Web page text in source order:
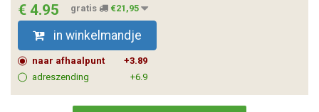
€ 4.95 gratis €21,95
in winkelmandje
naar afhaalpunt
+3.89
adreszending
+6.9